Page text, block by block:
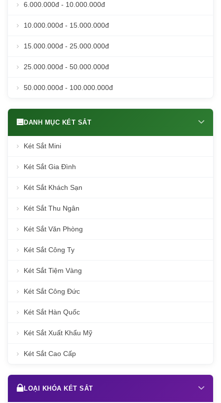
6.000.000đ - 10.000.000đ
10.000.000đ - 15.000.000đ
15.000.000đ - 25.000.000đ
25.000.000đ - 50.000.000đ
50.000.000đ - 100.000.000đ
DANH MỤC KÉT SẮT
Két Sắt Mini
Két Sắt Gia Đình
Két Sắt Khách Sạn
Két Sắt Thu Ngân
Két Sắt Văn Phòng
Két Sắt Công Ty
Két Sắt Tiệm Vàng
Két Sắt Công Đức
Két Sắt Hàn Quốc
Két Sắt Xuất Khẩu Mỹ
Két Sắt Cao Cấp
LOẠI KHÓA KÉT SẮT